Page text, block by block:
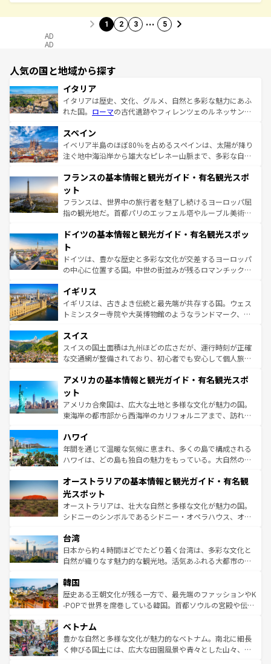
1 2 3 … 5
AD
AD
人気の国と地域から探す
イタリア
イタリアは歴史、文化、グルメ、自然と多彩な魅力にあふ
れた国。 ローマの古代遺跡やフィレンツェのルネッサンス
ろん、トスカーナの美しい田園風景やアマルフィ海岸の絶
景など、自然景観も見逃せない。観光の合間には、本場の
ピザやパスタなど、絶品のイタリア料理を堪能することも
ませてくれるイタリアで、忘れられない旅をしてみよう！
なお、新着のイタリア情報は
しい。
スペイン
イベリア半島のほぼ80％を占めるスペインは、太陽が降り
注ぐ地中海沿岸から雄大なピレネー山脈まで、多彩な自然
文化が根付くこの国では、情熱的なフラメンコ、熱気あふ
れる闘牛、そして美味しいタパスが生活の一部となってい
る。首都マドリードの洗練された雰囲気や、バルセロナの
アートに溢れた街角から、地方では古代ローマ遺跡や中世
せる。地方によって風土や気候が異なるスペインはその個
ンテンツ一覧 を参照してほしい。
フランスの基本情報と観光ガイド・有名観光スポ
ット
フランスは、世界中の旅行者を魅了し続けるヨーロッパ屈
指の観光地だ。首都パリのエッフェル塔やルーブル美術館
で、幅広い魅力が詰まっている。華麗な宮殿、歴史的な大
聖堂、美しいビーチ、そして豊かな自然が、訪れる者を心
から魅了する。また、フランスは美食の国としても知ら
れ、フランス料理はユネスコ無形文化遺産にも登録されて
香り高いラベンダー畑など、多彩な楽しみ方が可能だ。さ
らに、パリ以外の地域にも魅力が溢れており、どの街角に
も豊かな歴史と文化が息づいている。パリ以外の個性あふ
を参照してほしい。
ドイツの基本情報と観光ガイド・有名観光スポッ
ト
ドイツは、豊かな歴史と多彩な文化が交差するヨーロッパ
の中心に位置する国。中世の街並みが残るロマンチック街
顔を持つこの国は、どこを歩いても飽きることがない。ベ
ルリンの文化的活気、バイエルン州のアルプスの絶景、そ
してライン川沿いのワイン畑といった風景は必見。ビール
は、お酒好きな人にはぜひ体験してほしい。 なお、新着の
ドイツ情報はコンテンツ一覧を参照してほしい。
イギリス
イギリスは、古きよき伝統と最先端が共存する国。ウェス
トミンスター寺院や大英博物館のようなランドマーク、歴
リアごとに異なる魅力がある。また、優雅なアフタヌーン
ティー、ビール好きにはたまらない英国パブ、サッカー観
戦など、本場だからこそできる体験も豊富。イギリスを旅
ンツ一覧を参照してほしい。
スイス
スイスの国土面積は九州ほどの広さだが、運行時刻が正確
な交通網が整備されており、初心者でも安心して個人旅行
の建物がそのまま残る町や、スイスならではのユニークな
博物館もあり、アルプス観光だけでなく町歩きも満喫する
ことができる。国民の所得が高いため物価も高いが、旅行
者向けの交通パス提供のサービスもあり、うまく活用すれ
着のスイス情報は
アメリカの基本情報と観光ガイド・有名観光スポ
ット
アメリカ合衆国は、広大な土地と多様な文化が魅力の国。
東海岸の都市部から西海岸のカリフォルニアまで、訪れる
のような巨大都市は、観光、ショッピング、エンターテイ
ンメントが詰まった刺激的なスポットだ。一方、アメリカ
西部には大自然が広がり、グランドキャニオンやイエロー
部のニューオーリンズでは、音楽と美食が融合した独特の
文化が魅力。旅行者はアメリカの各地域で異なる魅力を楽
しみながら、その多様性と豊かな歴史を感じることができ
るだろう。車でのロードトリップや列車の旅も、アメリカ
情報は
ハワイ
年間を通じて温暖な気候に恵まれ、多くの島で構成される
ハワイは、どの島も独自の魅力をもっている。大自然の神
ワイ島は見逃せない。また、定番の観光地といえばオアフ
島だが、静かな自然を求めるならマウイ島やカウアイ島が
おすすめ。エメラルドグリーンに輝く海をはじめ、豊かな
文化や歴史が息づいている。「アロハスピリット」と呼ば
人々、おいしいローカルフードやハワイアンミュージッ
ク、伝統的なフラダンスなど、すべてがハワイの魅力を彩
っている。訪れるたびに新しい発見と感動が待っているハ
はコンテンツ一覧
オーストラリアの基本情報と観光ガイド・有名観
光スポット
オーストラリアは、壮大な自然と多様な文化が魅力の国。
シドニーのシンボルであるシドニー・オペラハウス、オー
リアリーフや大陸中央部にそびえるウルル（エアーズロッ
ク）、タスマニアの美しい原生林やケアンズの熱帯雨林な
ど、見どころがたくさん。また、カフェやワイン、オージ
いる。アクティビティも充実しており、サーフィンやダイ
ビング、ハイキングなど、アウトドア好きにはたまらな
い。オーストラリアの多彩な魅力を存分に味わいつくそ
参照してほしい。
台湾
日本から約４時間ほどでたどり着く台湾は、多彩な文化と
自然が織りなす魅力的な観光地。活気あふれる大都市の台
ン）、静ひつな山岳地帯である台湾東部など、都市の喧騒
と山間の静けさが共存しており、訪れる人に新しい発見と
驚きをもたらしてくれる。また、奥深い台湾の食文化も魅
容にもいいと評判のスイーツなど、バラエティ豊かな料理
が味わえる。 なお、新着の台湾情報は コンテンツ一覧を参
照してほしい。
韓国
歴史ある王朝文化が残る一方で、最先端のファッションやK
-POPで世界を席巻している韓国。首都ソウルの宮殿や伝統
き、地方に足を延ばせば四季折々の自然美を楽しむことが
できる。そして、キムチや焼肉、絶品のストリートフード
まで、さまざまな韓国料理が待っている。夜には、韓国な
ベトナム
豊かな自然と多様な文化が魅力的なベトナム。南北に細長
く伸びる国土には、広大な田園風景や青々とした山々、世